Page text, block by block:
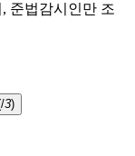
준법감시인만 조
/3)